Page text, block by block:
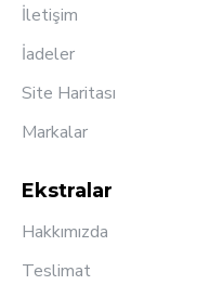
İletişim
İadeler
Site Haritası
Markalar
Ekstralar
Hakkımızda
Teslimat